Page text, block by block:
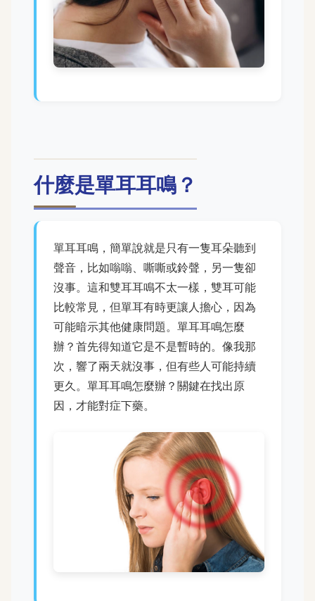
什麼是單耳耳鳴？
單耳耳鳴，簡單說就是只有一隻耳朵聽到
聲音，比如嗡嗡、嘶嘶或鈴聲，另一隻卻
沒事。這和雙耳耳鳴不太一樣，雙耳可能
比較常見，但單耳有時更讓人擔心，因為
可能暗示其他健康問題。單耳耳鳴怎麼
辦？首先得知道它是不是暫時的。像我那
次，響了兩天就沒事，但有些人可能持續
更久。單耳耳鳴怎麼辦？關鍵在找出原
因，才能對症下藥。